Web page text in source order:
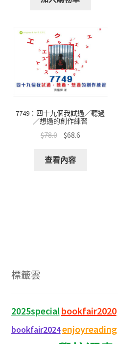
7749：四十九個我試過／聽過
／想過的創作練習
$78.0 $68.6
查看內容
標籤雲
2025specialbookfair2020
bookfair2024enjoyreading